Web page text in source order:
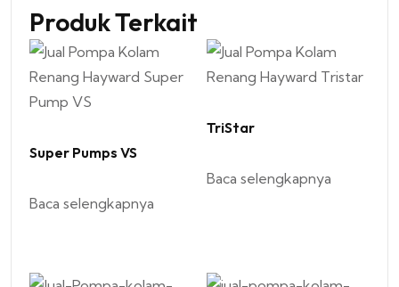
Produk Terkait
Super Pumps VS
Baca selengkapnya
TriStar
Baca selengkapnya